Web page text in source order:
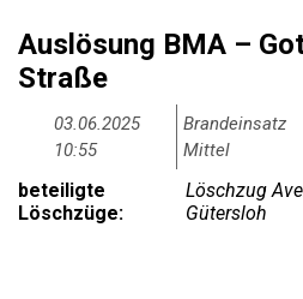
Auslösung BMA –
Straße
03.06.2025
10:55
Brandeinsatz
Mittel
beteiligte
Löschzüge:
Löschzug
Gütersloh